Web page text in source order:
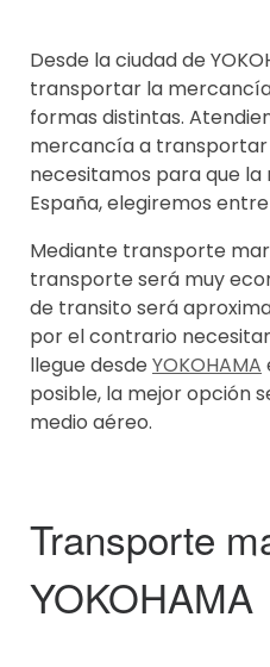
Desde la ciudad de
transportar la
formas distintas.
mercancía a transportar
necesitamos para que
España, elegiremos
Mediante transporte
transporte será muy
de transito será
por el contrario
llegue desde YOKOHAMA
posible, la mejor opción
medio aéreo.
Transporte
YOKOHAMA